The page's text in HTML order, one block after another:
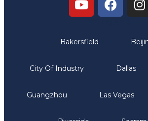
Bakersfield
City Of Industry Dallas
Guangzhou Las Vegas